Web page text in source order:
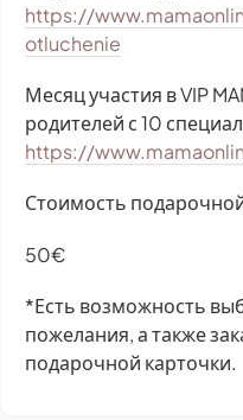
https://
otluchenie
Месяц участия в VIP
родителей с 10
https://
Стоимость
50€
*Есть возможность
пожелания, а также
подарочной карточки.